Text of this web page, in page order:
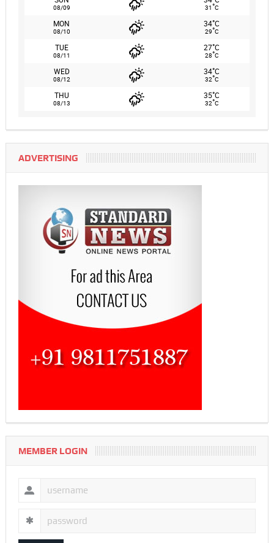
08/09 31°C
MON
08/10
34°C
29°C
TUE
08/11
27°C
28°C
WED
08/12
34°C
32°C
THU
08/13
35°C
32°C
ADVERTISING
MEMBER LOGIN